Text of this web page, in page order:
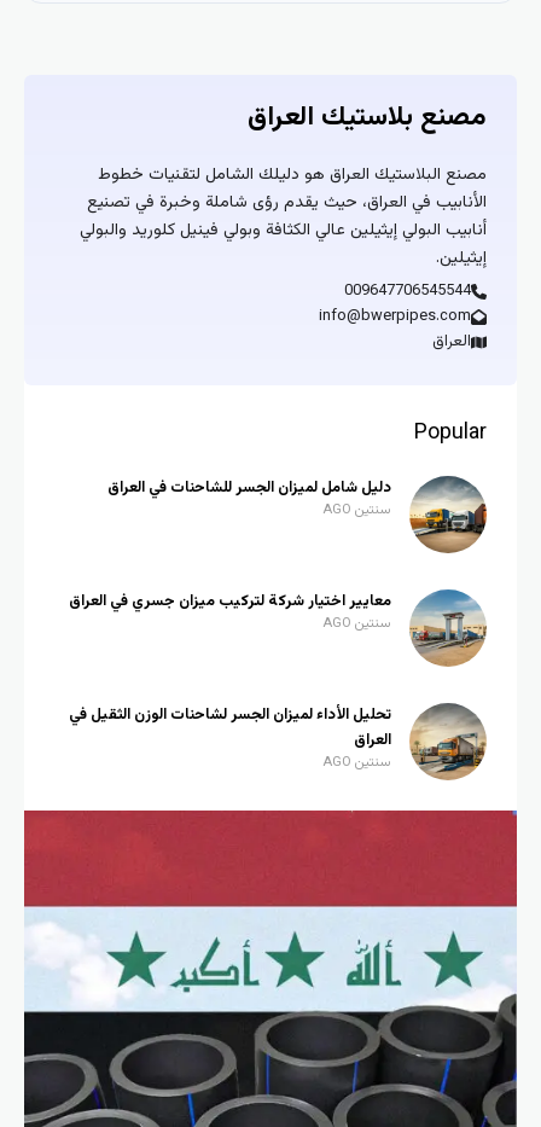
مصنع بلاستيك العراق
مصنع البلاستيك العراق هو دليلك الشامل لتقنيات خطوط
الأنابيب في العراق، حيث يقدم رؤى شاملة وخبرة في تصنيع
أنابيب البولي إيثيلين عالي الكثافة وبولي فينيل كلوريد والبولي
إيثيلين.
009647706545544
info@bwerpipes.com
العراق
Popular
دليل شامل لميزان الجسر للشاحنات في العراق
سنتين AGO
معايير اختيار شركة لتركيب ميزان جسري في العراق
سنتين AGO
تحليل الأداء لميزان الجسر لشاحنات الوزن الثقيل في
العراق
سنتين AGO